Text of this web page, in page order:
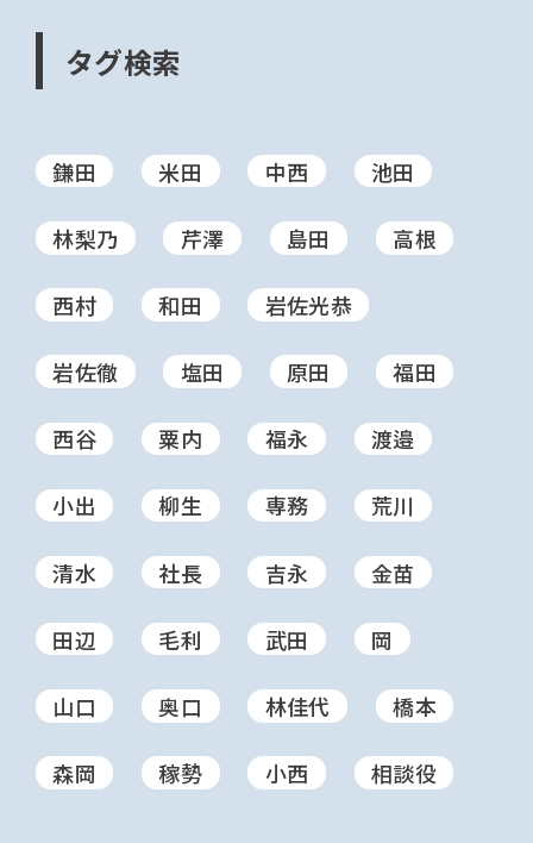
タグ検索
鎌田 米田 中西 池田
林梨乃 芹澤 島田 高根
西村 和田 岩佐光恭
岩佐徹 塩田 原田 福田
西谷 粟内 福永 渡邉
小出 柳生 専務 荒川
清水 社長 吉永 金苗
田辺 毛利 武田 岡
山口 奥口 林佳代 橋本
森岡 稼勢 小西 相談役